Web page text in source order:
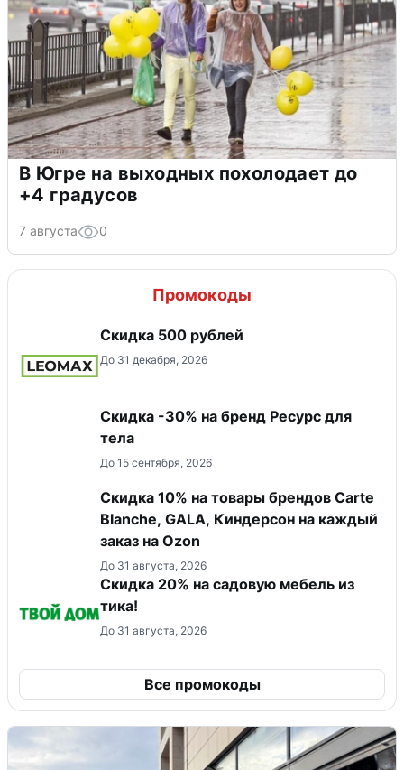
В Югре на выходных похолодает до
+4 градусов
7 августа 0
Промокоды
Скидка 500 рублей
До 31 декабря, 2026
Скидка -30% на бренд Ресурс для
тела
До 15 сентября, 2026
Скидка 10% на товары брендов Carte
Blanche, GALA, Киндерсон на каждый
заказ на Оzon
До 31 августа, 2026
Скидка 20% на садовую мебель из
тика!
До 31 августа, 2026
Все промокоды